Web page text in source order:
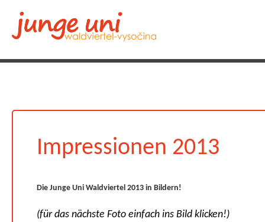
Impressionen 2013
Die Junge Uni Waldviertel 2013 in Bildern!
(für das nächste Foto einfach ins Bild klicken!)